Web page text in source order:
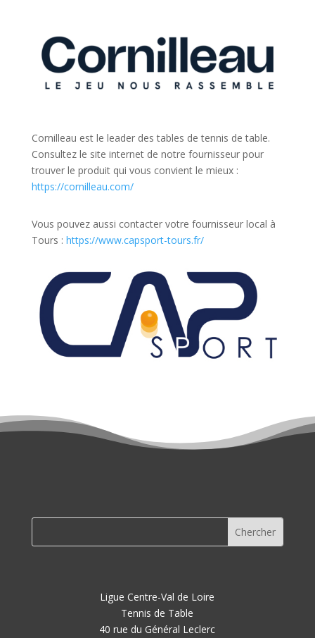
Cornilleau est le leader des tables de tennis de table.
Consultez le site internet de notre fournisseur pour
trouver le produit qui vous convient le mieux :
https://cornilleau.com/
Vous pouvez aussi contacter votre fournisseur local à
Tours : https://www.capsport-tours.fr/
Ligue Centre-Val de Loire
Tennis de Table
40 rue du Général Leclerc